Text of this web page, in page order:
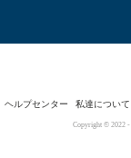
ヘルプセンター 私達について
Copyright © 2022 -